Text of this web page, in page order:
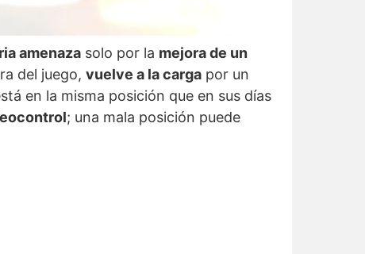
amenaza solo por la mejora de un
del juego, vuelve a la carga por un
en la misma posición que en sus días
; una mala posición puede